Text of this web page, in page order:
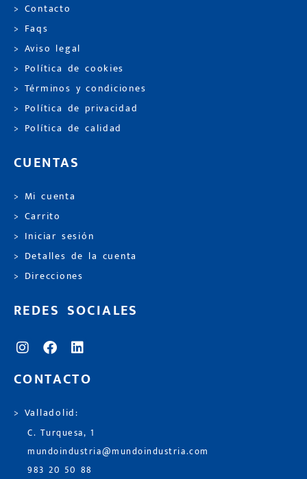
> Contacto
> Faqs
> Aviso legal
> Política de cookies
> Términos y condiciones
> Política de privacidad
> Política de calidad
CUENTAS
> Mi cuenta
> Carrito
> Iniciar sesión
> Detalles de la cuenta
> Direcciones
REDES SOCIALES
CONTACTO
> Valladolid:
C. Turquesa, 1
mundoindustria@mundoindustria.com
983 20 50 88